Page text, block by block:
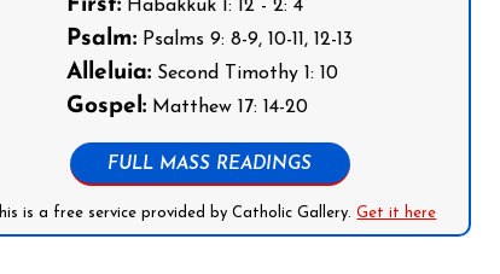
First: Habakkuk 1: 12 - 2: 4
Psalm: Psalms 9: 8-9, 10-11, 12-13
Alleluia: Second Timothy 1: 10
Gospel: Matthew 17: 14-20
FULL MASS READINGS
is a free service provided by Catholic Gallery.Get it here